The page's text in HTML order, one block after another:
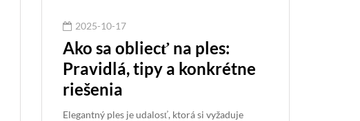
2025-10-17
Ako sa obliecť na ples:
Pravidlá, tipy a konkrétne
riešenia
Elegantný ples je udalosť, ktorá si vyžaduje